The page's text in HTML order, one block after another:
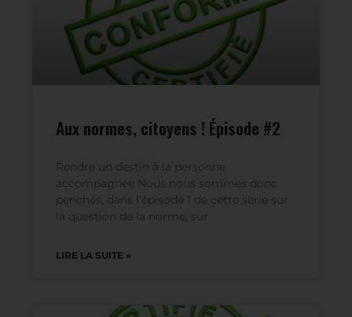
AUX NORMES, CITOYENS !
Aux normes, citoyens ! Épisode #2
Rendre un destin à la personne
accompagnée Nous nous sommes donc
la question de la norme, sur